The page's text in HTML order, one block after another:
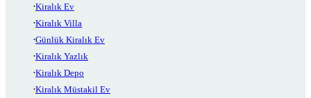
Kiralık Ev
Kiralık Villa
Günlük Kiralık Ev
Kiralık Yazlık
Kiralık Depo
Kiralık Müstakil Ev